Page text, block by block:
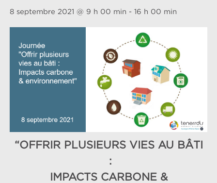
8 septembre 2021 @ 9 h 00 min - 16 h 00 min
“OFFRIR PLUSIEURS VIES AU BÂTI
:
IMPACTS CARBONE &